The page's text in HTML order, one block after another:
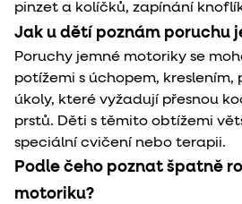
pinzet a kolíčků, zapínání
Jak u dětí poznám poruchu
Poruchy jemné motoriky se
potížemi s úchopem, kreslením,
úkoly, které vyžadují přesnou
prstů. Děti s těmito obtížemi
speciální cvičení nebo terapii.
Podle čeho poznat špatně
motoriku?